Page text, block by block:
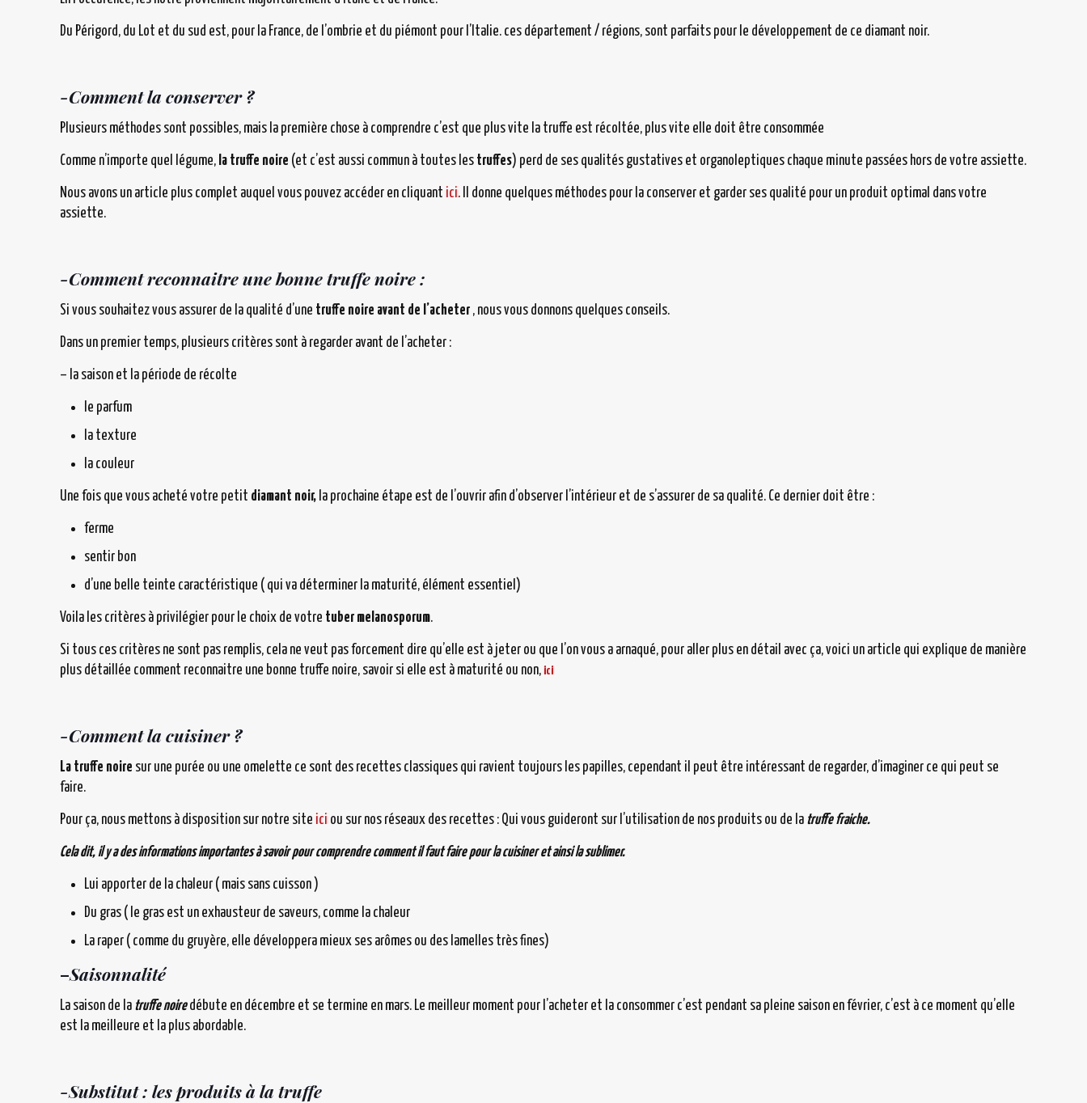
Du Périgord, du Lot et du sud est, pour la France, de l’ombrie et du piémont pour l’Italie. ces département / régions, sont parfaits pour le développement de ce diamant noir.
-Comment la conserver?
Plusieurs méthodes sont possibles, mais la première chose à comprendre c’est que plus vite la truffe est récoltée, plus vite elle doit être consommée
Comme n’importe quel légume, la truffe noire (et c’est aussi commun à toutes les truffes) perd de ses qualités gustatives et organoleptiques chaque minute passées hors de votre assiette.
Nous avons un article plus complet auquel vous pouvez accéder en cliquant ici. Il donne quelques méthodes pour la conserver et garder ses qualité pour un produit optimal dans votre
assiette.
-Comment reconnaitre une bonne truffe noire :
Si vous souhaitez vous assurer de la qualité d’une truffe noire avant de l’acheter , nous vous donnons quelques conseils.
Dans un premier temps, plusieurs critères sont à regarder avant de l’acheter :
– la saison et la période de récolte
le parfum
la texture
la couleur
Une fois que vous acheté votre petit diamant noir, la prochaine étape est de l’ouvrir afin d’observer l’intérieur et de s’assurer de sa qualité. Ce dernier doit être :
ferme
sentir bon
d’une belle teinte caractéristique ( qui va déterminer la maturité, élément essentiel)
Voila les critères à privilégier pour le choix de votre tuber melanosporum.
Si tous ces critères ne sont pas remplis, cela ne veut pas forcement dire qu’elle est à jeter ou que l’on vous a arnaqué, pour aller plus en détail avec ça, voici un article qui explique de manière
plus détaillée comment reconnaitre une bonne truffe noire, savoir si elle est à maturité ou non, ici
-Comment la cuisiner?
La truffe noire sur une purée ou une omelette ce sont des recettes classiques qui ravient toujours les papilles, cependant il peut être intéressant de regarder, d’imaginer ce qui peut se
faire.
Pour ça, nous mettons à disposition sur notre site ici ou sur nos réseaux des recettes : Qui vous guideront sur l’utilisation de nos produits ou de la truffe fraiche.
Cela dit, il y a des informations importantes à savoir pour comprendre comment il faut faire pour la cuisiner et ainsi la sublimer.
Lui apporter de la chaleur ( mais sans cuisson )
Du gras ( le gras est un exhausteur de saveurs, comme la chaleur
La raper ( comme du gruyère, elle développera mieux ses arômes ou des lamelles très fines)
–Saisonnalité
La saison de la truffe noiredébute en décembre et se termine en mars. Le meilleur moment pour l’acheter et la consommer c’est pendant sa pleine saison en février, c’est à ce moment qu’elle
est la meilleure et la plus abordable.
-Substitut : les produits à la truffe